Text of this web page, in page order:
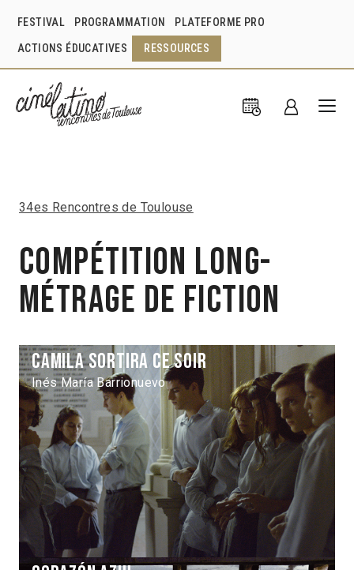
FESTIVAL PROGRAMMATION PLATEFORME PRO
ACTIONS ÉDUCATIVES RESSOURCES
34es Rencontres de Toulouse
Compétition Long-
métrage de fiction
Camila sortira ce soir
Inés María Barrionuevo